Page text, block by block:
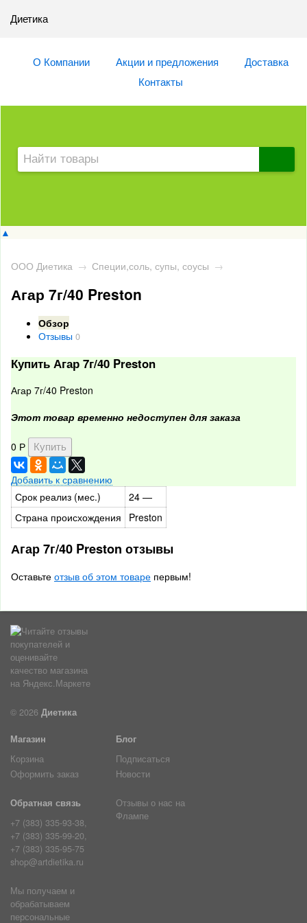
Диетика
О Компании Акции и предложения
Доставка
Контакты
▲
ООО Диетика → Специи,соль, супы, соусы →
Агар 7г/40 Preston
Обзор
Отзывы 0
Купить Агар 7г/40 Preston
Агар 7г/40 Preston
Этот товар временно недоступен для заказа
0 Р
Добавить к сравнению
Срок реализ (мес.)
24 —
Страна происхождения
Preston
Агар 7г/40 Preston отзывы
Оставьте отзыв об этом товаре первым!
© 2026 Диетика
Магазин
Корзина
Оформить заказ
Блог
Подписаться
Новости
Обратная связь
+7 (383) 335-93-38,
+7 (383) 335-99-20,
+7 (383) 335-95-75
shop@artdietika.ru
Отзывы о нас на
Флампе
Мы получаем и
обрабатываем
персональные